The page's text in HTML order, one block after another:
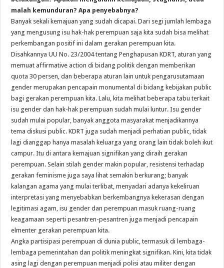
malah kemunduran? Apa penyebabnya?
Banyak sekali kemajuan yang sudah dicapai. Dari segi jumlah lembaga
yang mengusung isu hak-hak perempuan saja kita sudah bisa melihat
perkembangan positif ini dalam gerakan perempuan kita.
Disahkannya UU No. 23/2004 tentang Penghapusan KDRT, aturan yang
memuat affirmative action di bidang politik dengan memberikan
quota 30 persen, dan beberapa aturan lain untuk pengarusutamaan
gender merupakan pencapain monumental di bidang kebijakan public
bagi gerakan perempuan kita. Lalu, kita melihat beberapa tabu terkait
isu gender dan hak-hak perempuan sudah mulai luntur. Isu gender
sudah mulai popular, banyak anggota masyarakat menjadikannya
tema diskusi public. KDRT juga sudah menjadi perhatian public, tidak
lagi dianggap hanya masalah keluarga yang orang lain tidak boleh ikut
campur. Itu di antara kemajuan signifikan yang diraih gerakan
perempuan. Selain stilah gender makin popular, resistensi terhadap
gerakan feminisme juga saya lihat semakin berkurang; banyak
kalangan agama yang mulai terlibat, menyadari adanya kekeliruan
interpretasi yang menyebabkan berkembangnya kekerasan dengan
legitimasi agam, isu gender dan perempuan masuk ruang-ruang
keagamaan seperti pesantren-pesantren juga menjadi pencapain
elmenter gerakan perempuan kita.
Angka partisipasi perempuan di dunia public, termasuk di lembaga-
lembaga pemerintahan dan politik meningkat signifikan. Kini, kita tidak
asing lagi dengan perempuan menjadi polisi atau militer dengan